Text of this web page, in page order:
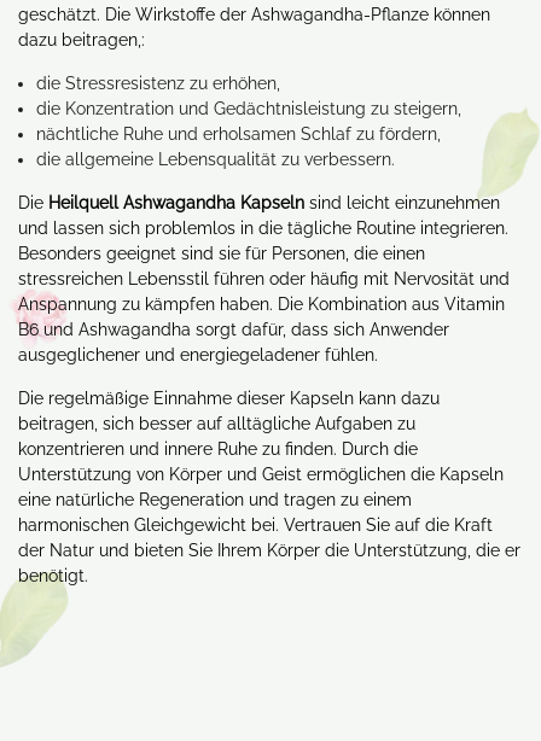
geschätzt. Die Wirkstoffe der Ashwagandha-Pflanze können
dazu beitragen,:
die Stressresistenz zu erhöhen,
die Konzentration und Gedächtnisleistung zu steigern,
nächtliche Ruhe und erholsamen Schlaf zu fördern,
die allgemeine Lebensqualität zu verbessern.
Die Heilquell Ashwagandha Kapseln sind leicht einzunehmen
und lassen sich problemlos in die tägliche Routine integrieren.
Besonders geeignet sind sie für Personen, die einen
stressreichen Lebensstil führen oder häufig mit Nervosität und
Anspannung zu kämpfen haben. Die Kombination aus Vitamin
B6 und Ashwagandha sorgt dafür, dass sich Anwender
ausgeglichener und energiegeladener fühlen.
Die regelmäßige Einnahme dieser Kapseln kann dazu
beitragen, sich besser auf alltägliche Aufgaben zu
konzentrieren und innere Ruhe zu finden. Durch die
Unterstützung von Körper und Geist ermöglichen die Kapseln
eine natürliche Regeneration und tragen zu einem
harmonischen Gleichgewicht bei. Vertrauen Sie auf die Kraft
der Natur und bieten Sie Ihrem Körper die Unterstützung, die er
benötigt.